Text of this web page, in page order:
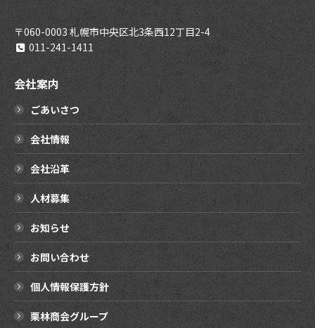
〒060-0003 札幌市中央区北3条西12丁目2-4
011-241-1411
会社案内
ごあいさつ
会社情報
会社沿革
人材募集
お知らせ
お問い合わせ
個人情報保護方針
栗林商会グループ